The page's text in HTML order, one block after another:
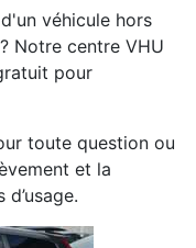
véhicule hors
Notre centre VHU
pour
toute question ou
et la